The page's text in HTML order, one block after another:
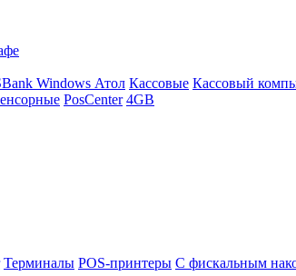
Windows Атол Кассовые Кассовый
PosCenter 4GB
Терминалы POS-принтеры С фискальным